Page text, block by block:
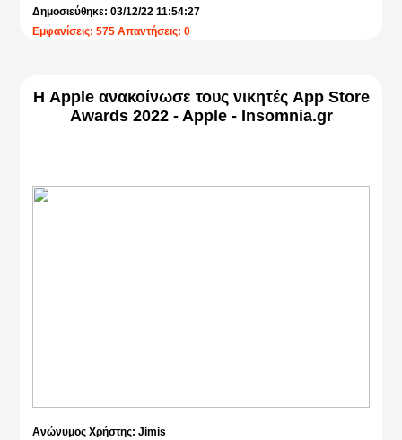
Δημοσιεύθηκε: 03/12/22 11:54:27
Εμφανίσεις: 575 Απαντήσεις: 0
Η Apple ανακοίνωσε τους νικητές App Store
Awards 2022 - Apple - Insomnia.gr
Ανώνυμος Χρήστης: Jimis